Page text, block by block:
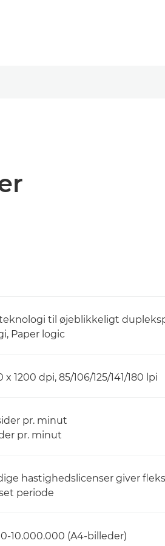
til øjeblikkeligt
Paper logic
x 1200 dpi, 85/106/125/141/180 lpi
pr. minut
pr. minut
hastighedslicenser giver
periode
10.000.000 (A4-billeder)